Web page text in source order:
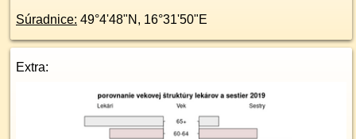
Súradnice: 49°4'48"N , 16°31'50"E
Extra: